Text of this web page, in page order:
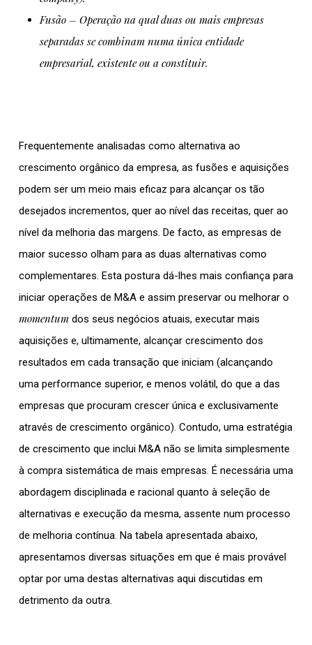
Fusão – Operação na qual duas ou mais empresas
separadas se combinam numa única entidade
empresarial, existente ou a constituir.
Frequentemente analisadas como alternativa ao
crescimento orgânico da empresa, as fusões e aquisições
podem ser um meio mais eficaz para alcançar os tão
desejados incrementos, quer ao nível das receitas, quer ao
nível da melhoria das margens. De facto, as empresas de
maior sucesso olham para as duas alternativas como
complementares. Esta postura dá-lhes mais confiança para
iniciar operações de M&A e assim preservar ou melhorar o
momentum dos seus negócios atuais, executar mais
aquisições e, ultimamente, alcançar crescimento dos
resultados em cada transação que iniciam (alcançando
uma performance superior, e menos volátil, do que a das
empresas que procuram crescer única e exclusivamente
através de crescimento orgânico). Contudo, uma estratégia
de crescimento que inclui M&A não se limita simplesmente
à compra sistemática de mais empresas. É necessária uma
abordagem disciplinada e racional quanto à seleção de
alternativas e execução da mesma, assente num processo
de melhoria contínua. Na tabela apresentada abaixo,
apresentamos diversas situações em que é mais provável
optar por uma destas alternativas aqui discutidas em
detrimento da outra.